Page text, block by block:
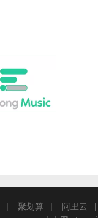
聚划算
阿里云